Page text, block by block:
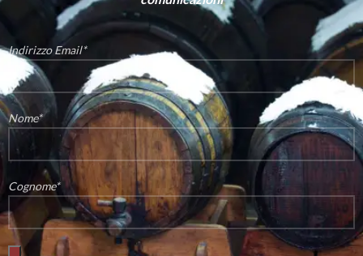
Indirizzo Email*
Nome*
Cognome*